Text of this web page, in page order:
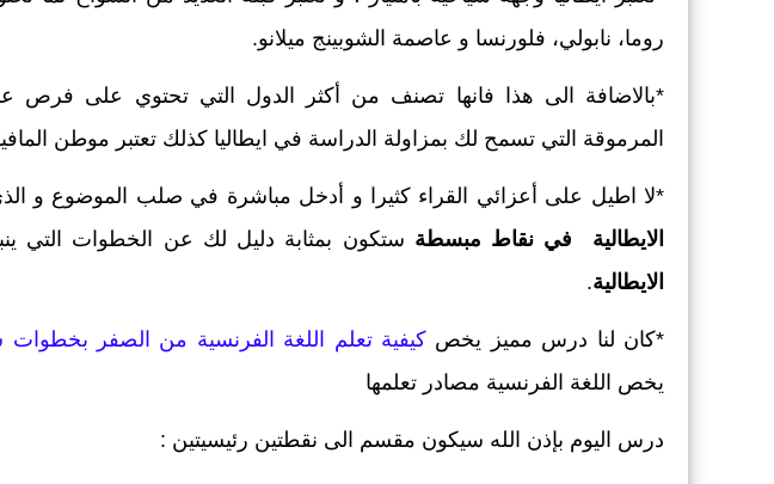
روما، نابولي، فلورنسا و عاصمة الشوبينج ميلانو.
*بالاضافة الى هذا فانها تصنف من أكثر الدول التي تحتوي على فرص
المرموقة التي تسمح لك بمزاولة الدراسة في ايطاليا كذلك تعتبر موطن
*لا اطيل على أعزائي القراء كثيرا و أدخل مباشرة في صلب الموضوع و
الايطالية في نقاط مبسطة ستكون بمثابة دليل لك عن الخطوات التي
الايطالية.
*كان لنا درس مميز يخص كيفية تعلم اللغة الفرنسية من الصفر
يخص اللغة الفرنسية مصادر تعلمها
درس اليوم بإذن الله سيكون مقسم الى نقطتين رئيسيتين :